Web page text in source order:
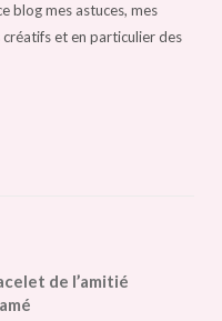
blog mes astuces, mes
et en particulier des
de l’amitié